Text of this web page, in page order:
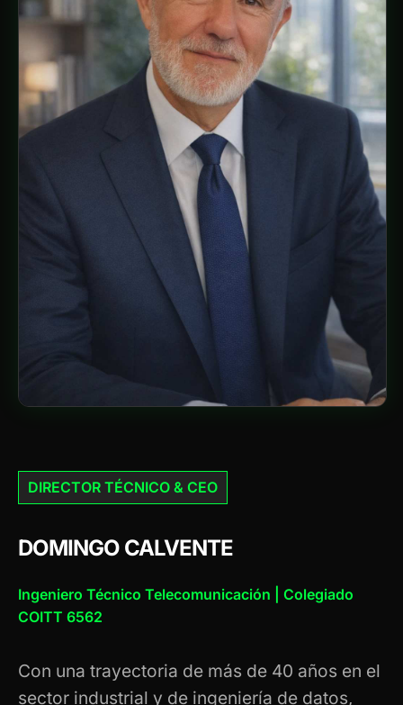
DIRECTOR TÉCNICO & CEO
DOMINGO CALVENTE
Ingeniero Técnico Telecomunicación | Colegiado
COITT 6562
Con una trayectoria de más de 40 años en el
sector industrial y de ingeniería de datos,